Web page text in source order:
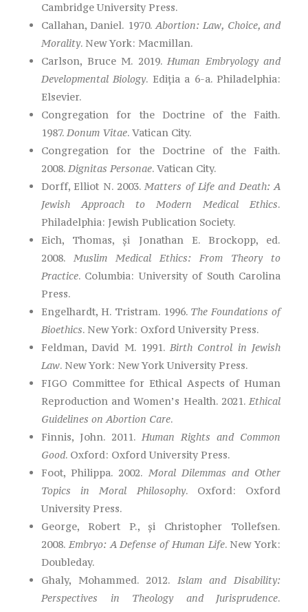
Cambridge University Press.
Callahan, Daniel. 1970.Abortion: Law, Choice, and
Morality. New York: Macmillan.
Carlson, Bruce M. 2019. Human Embryology and
Developmental Biology. Ediția a 6-a. Philadelphia:
Elsevier.
Congregation for the Doctrine of the Faith.
1987. Donum Vitae. Vatican City.
Congregation for the Doctrine of the Faith.
2008. Dignitas Personae. Vatican City.
Dorff, Elliot N. 2003.Matters of Life and Death: A
Jewish Approach to Modern Medical Ethics.
Philadelphia: Jewish Publication Society.
Eich, Thomas, și Jonathan E. Brockopp, ed.
2008. Muslim Medical Ethics: From Theory to
Practice. Columbia: University of South Carolina
Press.
Engelhardt, H. Tristram. 1996. The Foundations of
Bioethics. New York: Oxford University Press.
Feldman, David M. 1991.Birth Control in Jewish
Law. New York: New York University Press.
FIGO Committee for Ethical Aspects of Human
Reproduction and Women’s Health. 2021.Ethical
Guidelines on Abortion Care.
Finnis, John. 2011. Human Rights and Common
Good. Oxford: Oxford University Press.
Foot, Philippa. 2002. Moral Dilemmas and Other
Topics in Moral Philosophy. Oxford: Oxford
University Press.
George, Robert P., și Christopher Tollefsen.
2008.Embryo: A Defense of Human Life. New York:
Doubleday.
Ghaly, Mohammed. 2012. Islam and Disability:
Perspectives in Theology and Jurisprudence.